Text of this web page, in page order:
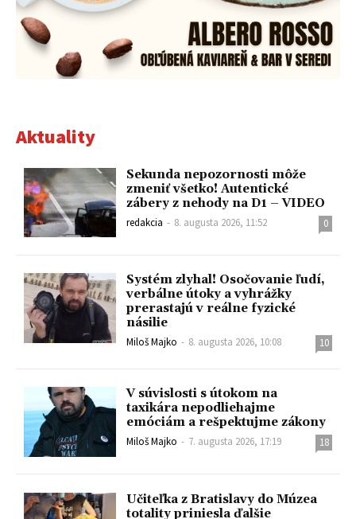
Aktuality
Sekunda nepozornosti môže
zmeniť všetko! Autentické
zábery z nehody na D1 – VIDEO
redakcia - 8. augusta 2026, 11:52 0
Systém zlyhal! Osočovanie ľudí,
verbálne útoky a vyhrážky
prerastajú v reálne fyzické
násilie
Miloš Majko - 8. augusta 2026, 10:08 10
V súvislosti s útokom na
taxikára nepodliehajme
emóciám a rešpektujme zákony
Miloš Majko - 7. augusta 2026, 17:19 18
Učiteľka z Bratislavy do Múzea
totality priniesla ďalšie